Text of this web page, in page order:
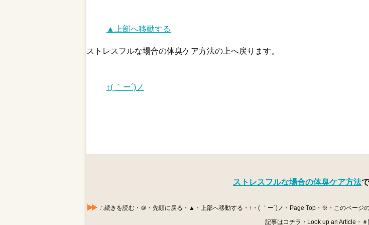
▲上部へ移動する
ストレスフルな場合の体臭ケア方法の上へ戻ります。
↑( ｀ー´)ノ
ストレスフルな場合の体臭ケア方法
∴続きを読む・＠・先頭に戻る・▲・上部へ移動する・↑・( ｀ー´)ノ・Page Top・※・このペー
記事はコチラ・Look up an Article・